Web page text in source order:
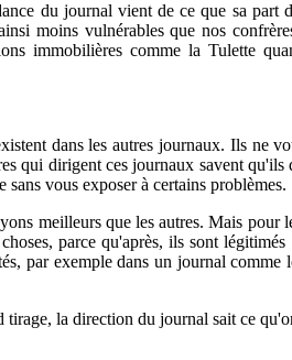
du journal vient de ce que sa
moins vulnérables que nos
immobilières comme la Tulette
dans les autres journaux. Ils ne
qui dirigent ces journaux savent
vous exposer à certains problèmes.
meilleurs que les autres. Mais
parce qu'après, ils sont
par exemple dans un journal
tirage, la direction du journal sait ce